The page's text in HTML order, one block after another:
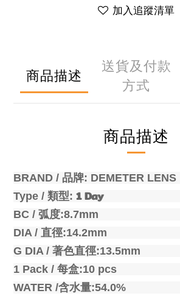
加入追蹤清單
商品描述
送貨及付款
方式
商品描述
BRAND / 品牌: DEMETER LENS
Type / 類型: 1Day
BC / 弧度:8.7mm
DIA / 直徑:14.2mm
G DIA / 著色直徑:13.5mm
1 Pack / 每盒:10 pcs
WATER /含水量:54.0%